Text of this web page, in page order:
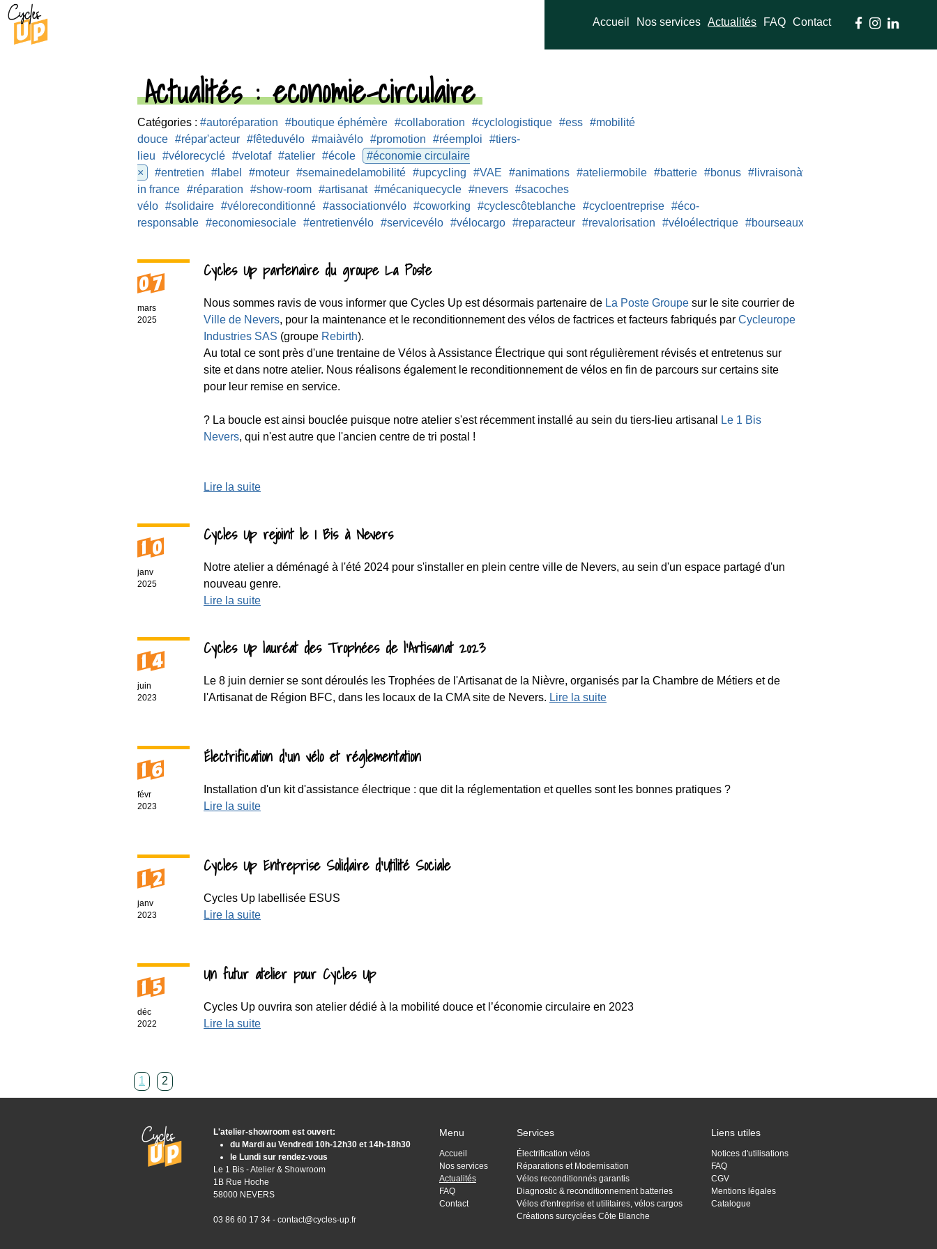
Accueil Nos services Actualités FAQ Contact   
Actualités: economie-circulaire
Catégories : #autoréparation #boutique éphémère #collaboration #cyclologistique #ess #mobilité
douce #répar'acteur #fêteduvélo #maiàvélo #promotion #réemploi
#tiers-
lieu
#vélorecyclé #velotaf #atelier #école
#économie circulaire
×
#entretien #label #moteur #semainedelamobilité #upcycling #VAE #animations #ateliermobile #batterie #bonus #livraisonàvélo
in france #réparation #show-room #artisanat #mécaniquecycle #nevers #sacoches
vélo #solidaire #véloreconditionné #associationvélo #coworking #cyclescôteblanche #cycloentreprise #éco-
responsable #economiesociale #entretienvélo #servicevélo #vélocargo #reparacteur #revalorisation #véloélectrique #bourseauxvélos
07
mars
2025
Cycles Up partenaire du groupe La Poste
Nous sommes ravis de vous informer que Cycles Up est désormais partenaire de La Poste Groupe sur le site courrier de
Ville de Nevers, pour la maintenance et le reconditionnement des vélos de factrices et facteurs fabriqués par Cycleurope
Industries SAS (groupe Rebirth).
Au total ce sont près d'une trentaine de Vélos à Assistance Électrique qui sont régulièrement révisés et entretenus sur
site et dans notre atelier. Nous réalisons également le reconditionnement de vélos en fin de parcours sur certains site
pour leur remise en service.
? La boucle est ainsi bouclée puisque notre atelier s'est récemment installé au sein du tiers-lieu artisanal
Le 1 Bis
Nevers, qui n'est autre que l'ancien centre de tri postal !
Lire la suite
10
janv
2025
Cycles Up rejoint le 1 Bis à Nevers
Notre atelier a déménagé à l'été 2024 pour s'installer en plein centre ville de Nevers, au sein d'un espace partagé d'un
nouveau genre.
Lire la suite
14
juin
2023
Cycles Up lauréat des Trophées de l'Artisanat 2023
Le 8 juin dernier se sont déroulés les Trophées de l'Artisanat de la Nièvre, organisés par la Chambre de Métiers et de
l'Artisanat de Région BFC, dans les locaux de la CMA site de Nevers. Lire la suite
16
févr
2023
Électrification d'un vélo et réglementation
Installation d'un kit d'assistance électrique : que dit la réglementation et quelles sont les bonnes pratiques ?
Lire la suite
12
janv
2023
Cycles Up Entreprise Solidaire d’Utilité Sociale
Cycles Up labellisée ESUS
Lire la suite
15
déc
2022
Un futur atelier pour Cycles Up
Cycles Up ouvrira son atelier dédié à la mobilité douce et l’économie circulaire en 2023
Lire la suite
1 2
L'atelier-showroom est ouvert:
du Mardi au Vendredi 10h-12h30 et 14h-18h30
le Lundi sur rendez-vous
Le 1 Bis - Atelier & Showroom
1B Rue Hoche
58000 NEVERS
03 86 60 17 34 - contact@cycles-up.fr
Menu
Accueil
Nos services
Actualités
FAQ
Contact
Services
Électrification vélos
Réparations et Modernisation
Vélos reconditionnés garantis
Diagnostic & reconditionnement batteries
Vélos d'entreprise et utilitaires, vélos cargos
Créations surcyclées Côte Blanche
Liens utiles
Notices d'utilisations
FAQ
CGV
Mentions légales
Catalogue